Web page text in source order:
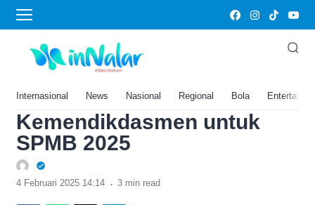
Internasional News Nasional Regional Bola
Home›
Ini Persyaratan Usia Calon
Siswa Baru SD, SMP, dan
SMA Sesuai Arahan
Kemendikdasmen untuk
SPMB 2025
4 Februari 2025 14:14 . 3 min read